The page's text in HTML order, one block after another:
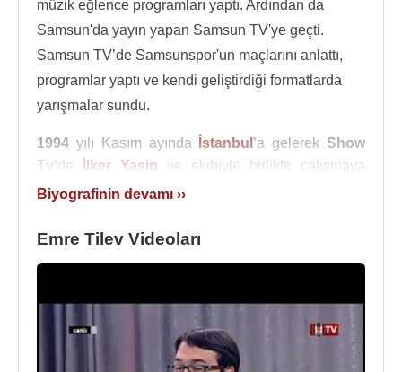
müzik eğlence programları yaptı. Ardından da
Samsun'da yayın yapan Samsun TV'ye geçti.
Samsun TV’de Samsunspor'un maçlarını anlattı,
programlar yaptı ve kendi geliştirdiği formatlarda
yarışmalar sundu.
1994 yılı Kasım ayında İstanbul’a gelerek Show
Tv‘de İlker Yasin ve ekibiyle birlikte çalışmaya
başladı. 1994 yılında
1994 yılında Cine 5’in yanı sıra Show Radyo’dan
çalışmaya başladı. 1996 yılında “Koraç kupası”
belgeselini hazırlayan Emre Tilev,
Biyografinin devamı ››
Emre Tilev Videoları